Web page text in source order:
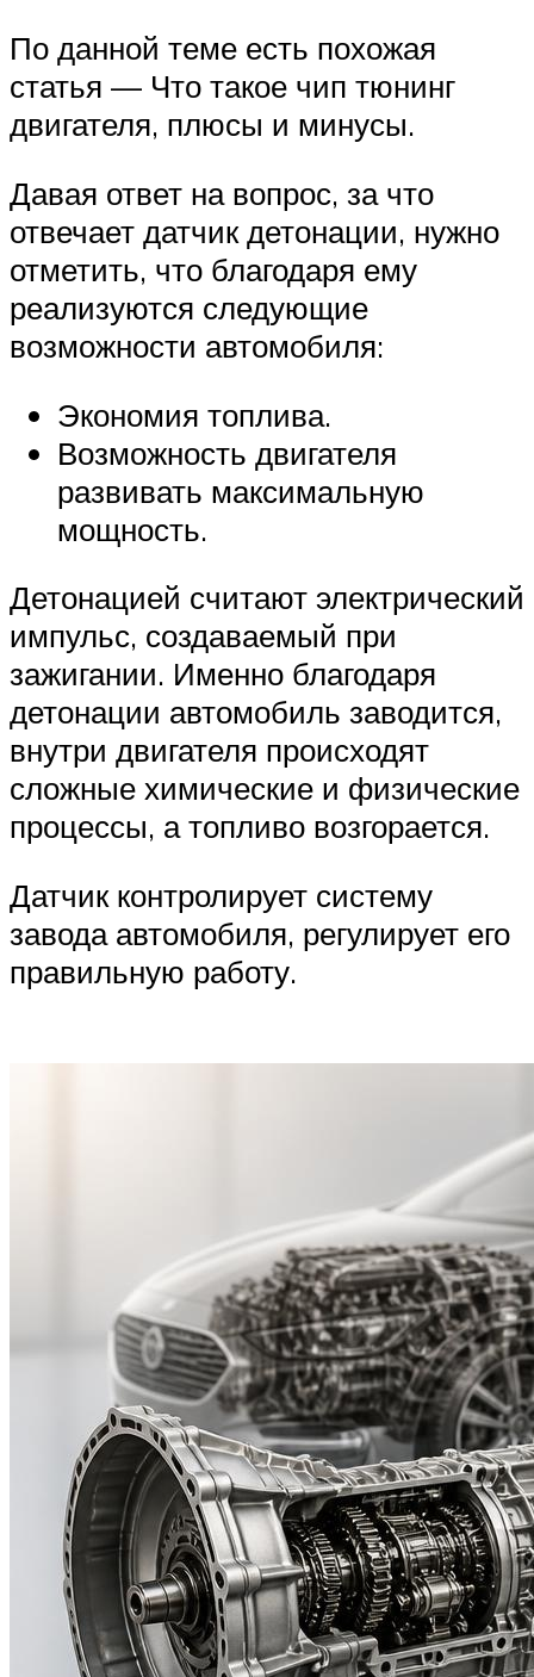
По данной теме есть похожая
статья — Что такое чип тюнинг
двигателя, плюсы и минусы.
Давая ответ на вопрос, за что
отвечает датчик детонации, нужно
отметить, что благодаря ему
реализуются следующие
возможности автомобиля:
Экономия топлива.
Возможность двигателя
развивать максимальную
мощность.
Детонацией считают электрический
импульс, создаваемый при
зажигании. Именно благодаря
детонации автомобиль заводится,
внутри двигателя происходят
сложные химические и физические
процессы, а топливо возгорается.
Датчик контролирует систему
завода автомобиля, регулирует его
правильную работу.